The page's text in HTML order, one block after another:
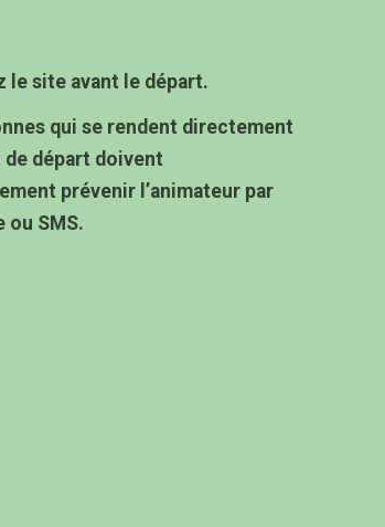
le site avant le départ.
qui se rendent directement
de départ doivent
prévenir l’animateur par
ou SMS.